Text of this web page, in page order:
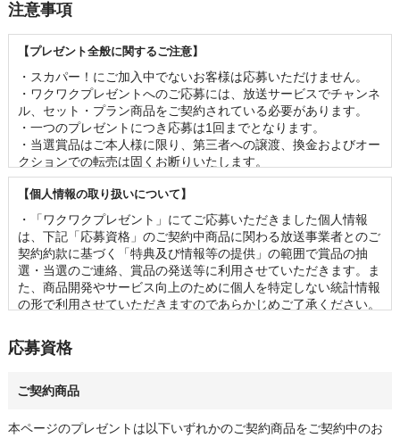
注意事項
【プレゼント全般に関するご注意】
・スカパー！にご加入中でないお客様は応募いただけません。
・ワクワクプレゼントへのご応募には、放送サービスでチャンネ
ル、セット・プラン商品をご契約されている必要があります。
・一つのプレゼントにつき応募は1回までとなります。
・当選賞品はご本人様に限り、第三者への譲渡、換金およびオー
クションでの転売は固くお断りいたします。
・賞品の内容（イベントの出演者、グッズの名称・仕様等）は事
前の予告なく変更となる場合がございます。
・お客様の当選機会均等のため、一度当選されたお客様は2ヶ月
以内の再当選はできませんのであらかじめご了承ください。
・当選の発表は、当選の通知をもって代えさせていただきます。
なお、賞品のお届け先は日本国内に限らせていただきます。
・応募状況、および当落に関するお問い合わせは一切ご回答でき
かねます。
・賞品の管理には万全を期しておりますが、配送を伴う賞品にお
可能性がございます。予めご容赦ください。
【個人情報の取り扱いについて】
・「ワクワクプレゼント」にてご応募いただきました個人情報
は、下記「応募資格」のご契約中商品に関わる放送事業者とのご
契約約款に基づく「特典及び情報等の提供」の範囲で賞品の抽
選・当選のご連絡、賞品の発送等に利用させていただきます。ま
た、商品開発やサービス向上のために個人を特定しない統計情報
の形で利用させていただきますのであらかじめご了承ください。
る場合には、あらかじめ必要事項を通知いたしますのでご確認く
ださい。
会社のプライバシーポリシーをご参照ください。
応募資格
ご契約商品
本ページのプレゼントは以下いずれかのご契約商品をご契約中のお